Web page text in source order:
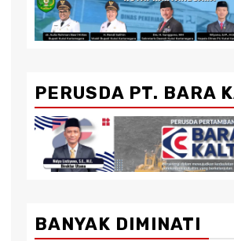
PERUSDA PT. BARA
BANYAK DIMINATI